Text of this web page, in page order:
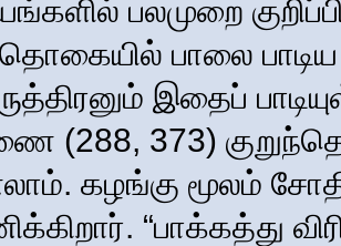
பலமுறை
பாலை
இதைப்
(288, 373)
கழங்கு மூலம்
“பாக்கத்து